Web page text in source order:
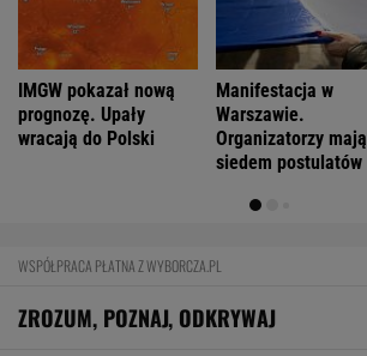
IMGW pokazał nową
prognozę. Upały
wracają do Polski
Manifestacja w
Warszawie.
Organizatorzy mają
siedem postulatów
WSPÓŁPRACA PŁATNA Z WYBORCZA.PL
ZROZUM, POZNAJ, ODKRYWAJ